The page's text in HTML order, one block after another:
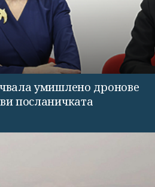
умишлено дронове
посланичката